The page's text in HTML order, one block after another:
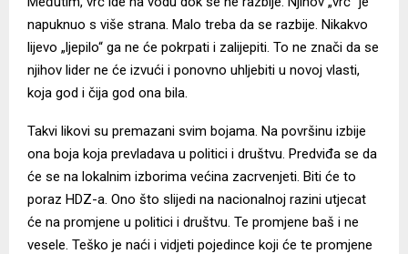
napuknuo s više strana. Malo treba da se razbije. Nikakvo
lijevo „ljepilo“ ga ne će pokrpati i zalijepiti. To ne znači da se
njihov lider ne će izvući i ponovno uhljebiti u novoj vlasti,
koja god i čija god ona bila.
Takvi likovi su premazani svim bojama. Na površinu izbije
ona boja koja prevladava u politici i društvu. Predviđa se da
će se na lokalnim izborima većina zacrvenjeti. Biti će to
poraz HDZ-a. Ono što slijedi na nacionalnoj razini utjecat
će na promjene u politici i društvu. Te promjene baš i ne
vesele. Teško je naći i vidjeti pojedince koji će te promjene